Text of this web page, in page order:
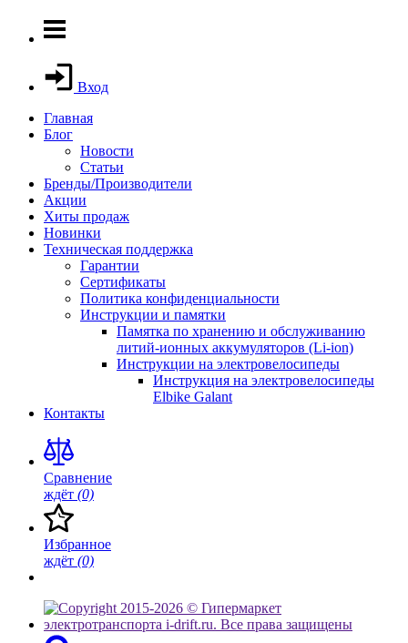
Вход
Главная
Блог
Новости
Статьи
Бренды/Производители
Акции
Хиты продаж
Новинки
Техническая поддержка
Гарантии
Сертификаты
Политика конфиденциальности
Инструкции и памятки
Памятка по хранению и обслуживанию
литий-ионных аккумуляторов (Li-ion)
Инструкции на электровелосипеды
Инструкция на электровелосипеды
Elbike Galant
Контакты
Сравнение
ждёт (0)
Избранное
ждёт (0)